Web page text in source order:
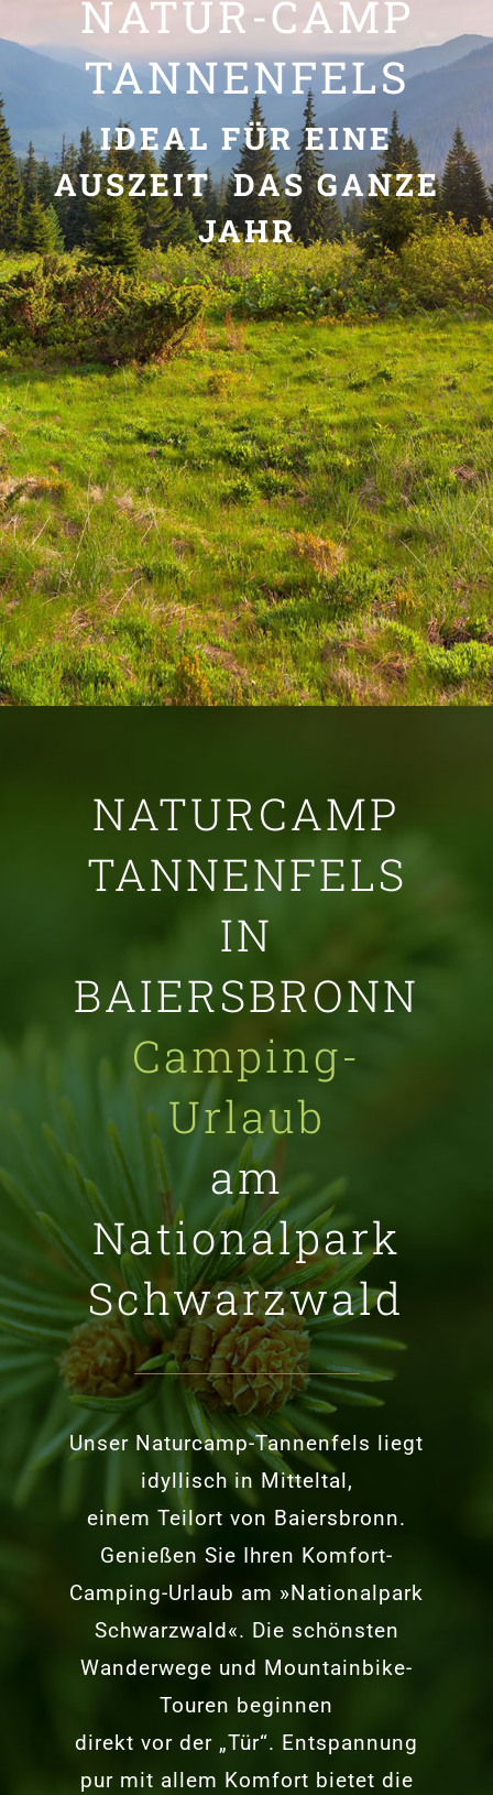
NATUR-CAMP
TANNENFELS
IDEAL FÜR EINE
AUSZEIT DAS GANZE
JAHR
NATURCAMP
TANNENFELS
IN
BAIERSBRONN
Camping-
Urlaub
am
Nationalpark
Schwarzwald
Unser Naturcamp-Tannenfels liegt
idyllisch in Mitteltal,
einem Teilort von Baiersbronn.
Genießen Sie Ihren Komfort-
Camping-Urlaub am »Nationalpark
Schwarzwald«. Die schönsten
Wanderwege und Mountainbike-
Touren beginnen
direkt vor der „Tür“. Entspannung
pur mit allem Komfort bietet die